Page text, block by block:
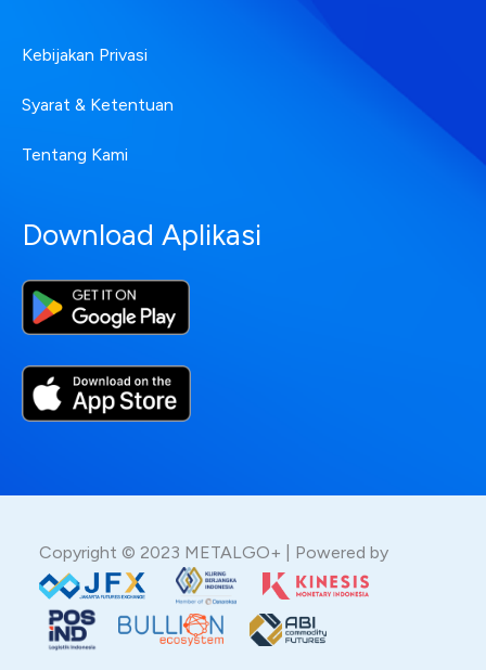
Kebijakan Privasi
Syarat & Ketentuan
Tentang Kami
Download Aplikasi
Copyright © 2023 METALGO+ | Powered by